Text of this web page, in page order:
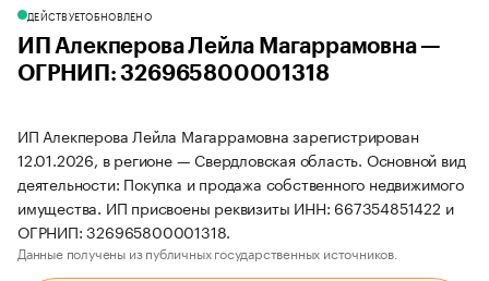
ДЕЙСТВУЕТОБНОВЛЕНО
ИП Алекперова Лейла Магаррамовна —
ОГРНИП: 326965800001318
ИП Алекперова Лейла Магаррамовна зарегистрирован
12.01.2026, в регионе — Свердловская область. Основной вид
деятельности: Покупка и продажа собственного недвижимого
имущества. ИП присвоены реквизиты ИНН: 667354851422 и
ОГРНИП: 326965800001318.
Данные получены из публичных государственных источников.